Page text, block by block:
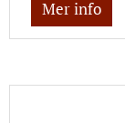
Mer info